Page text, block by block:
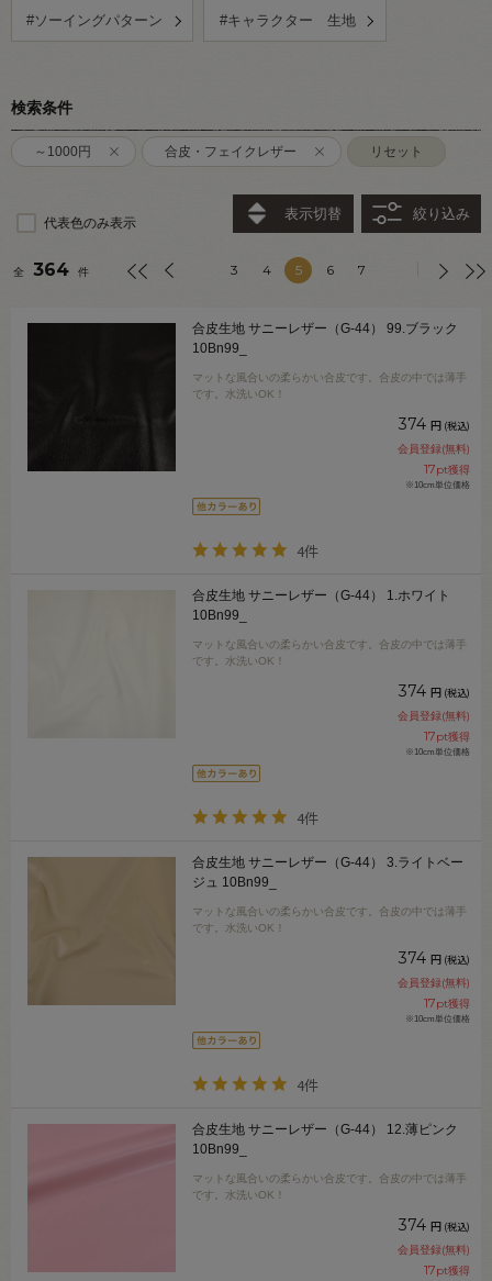
#ソーイングパターン #キャラクター 生地
検索条件
～1000円 合皮・フェイクレザー リセット
代表色のみ表示
表示切替 絞り込み
全 364 件 3 4 5 6 7
合皮生地 サニーレザー（G-44） 99.ブラック
10Bn99_
マットな風合いの柔らかい合皮です。合皮の中では薄手
です。水洗いOK！
374 円 (税込)
会員登録(無料)
17pt獲得
※10cm単位価格
4件
合皮生地 サニーレザー（G-44） 1.ホワイト
10Bn99_
マットな風合いの柔らかい合皮です。合皮の中では薄手
です。水洗いOK！
374 円 (税込)
会員登録(無料)
17pt獲得
※10cm単位価格
4件
合皮生地 サニーレザー（G-44） 3.ライトベー
ジュ 10Bn99_
マットな風合いの柔らかい合皮です。合皮の中では薄手
です。水洗いOK！
374 円 (税込)
会員登録(無料)
17pt獲得
※10cm単位価格
4件
合皮生地 サニーレザー（G-44） 12.薄ピンク
10Bn99_
マットな風合いの柔らかい合皮です。合皮の中では薄手
です。水洗いOK！
374 円 (税込)
会員登録(無料)
17pt獲得